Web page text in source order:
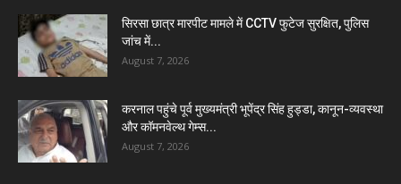
सिरसा छात्र मारपीट मामले में CCTV फुटेज सुरक्षित, पुलिस
जांच में...
August 7, 2026
करनाल पहुंचे पूर्व मुख्यमंत्री भूपेंद्र सिंह हुड्डा, कानून-व्यवस्था
और कॉमनवेल्थ गेम्स...
August 7, 2026